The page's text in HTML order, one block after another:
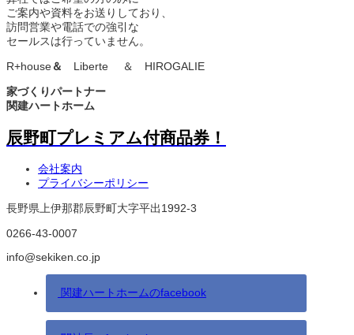
ご案内や資料をお送りしており、
訪問営業や電話での強引な
セールスは行っていません。
R+house＆ Liberte ＆ HIROGALIE
家づくりパートナー
関建ハートホーム
辰野町プレミアム付商品券！
会社案内
プライバシーポリシー
長野県上伊那郡辰野町大字平出1992-3
0266-43-0007
info@sekiken.co.jp
関建ハートホームのfacebook